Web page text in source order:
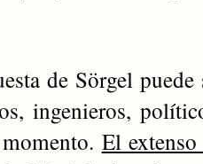
de Sörgel puede
ingenieros,
El